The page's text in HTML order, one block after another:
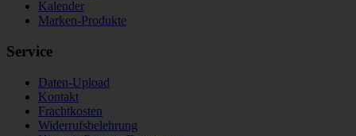
Kalender
Marken-Produkte
Service
Daten-Upload
Kontakt
Frachtkosten
Widerrufsbelehrung